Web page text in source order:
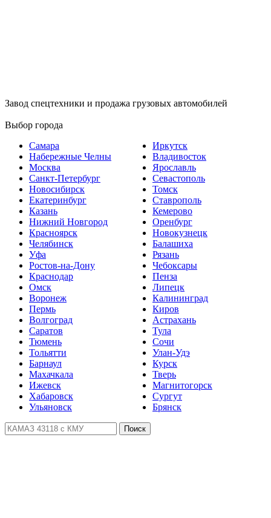
Завод спецтехники и продажа грузовых автомобилей
Выбор города
Самара
Набережные Челны
Москва
Санкт-Петербург
Новосибирск
Екатеринбург
Казань
Нижний Новгород
Красноярск
Челябинск
Уфа
Ростов-на-Дону
Краснодар
Омск
Воронеж
Пермь
Волгоград
Саратов
Тюмень
Тольятти
Барнаул
Махачкала
Ижевск
Хабаровск
Ульяновск
Иркутск
Владивосток
Ярославль
Севастополь
Томск
Ставрополь
Кемерово
Оренбург
Новокузнецк
Балашиха
Рязань
Чебоксары
Пенза
Липецк
Калининград
Киров
Астрахань
Тула
Сочи
Улан-Удэ
Курск
Тверь
Магнитогорск
Сургут
Брянск
Поиск